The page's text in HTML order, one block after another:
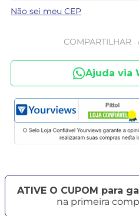
Não sei meu CEP
COMPARTILHAR
Ajuda via
ATIVE O CUPOM para
na primeira